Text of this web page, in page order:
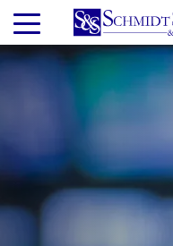
Перейти
основному
содержанию